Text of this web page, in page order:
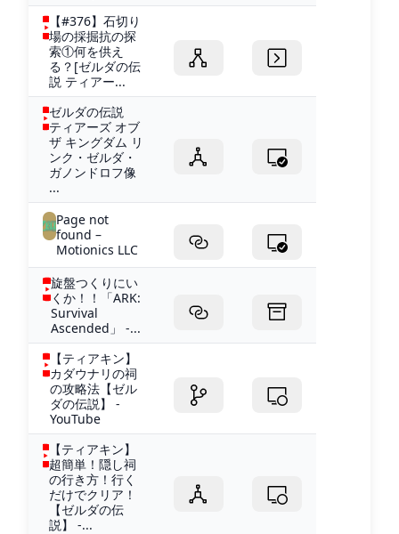
【#376】石切り
場の採掘抗の探
索①何を供え
る？[ゼルダの伝
説 ティアー...
ゼルダの伝説
ティアーズ オブ
ザ キングダム リ
ンク・ゼルダ・
ガノンドロフ像
...
Page not
found –
Motionics LLC
旋盤つくりにい
くか！！「ARK:
Survival
Ascended」 -...
【ティアキン】
カダウナリの祠
の攻略法【ゼル
ダの伝説】 -
YouTube
【ティアキン】
超簡単！隠し祠
の行き方！行く
だけでクリア！
【ゼルダの伝
説】 -...